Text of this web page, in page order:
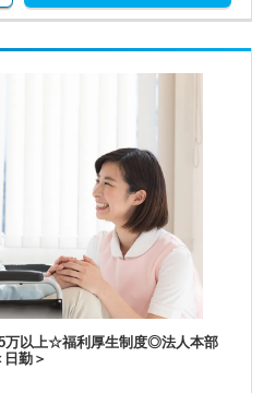
万以上☆福利厚生制度◎法人本部
勤＞